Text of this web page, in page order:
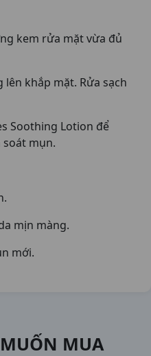
kem rửa mặt vừa đủ
khắp mặt. Rửa sạch
Soothing Lotion để
mụn.
mịn màng.
mới.
MUA